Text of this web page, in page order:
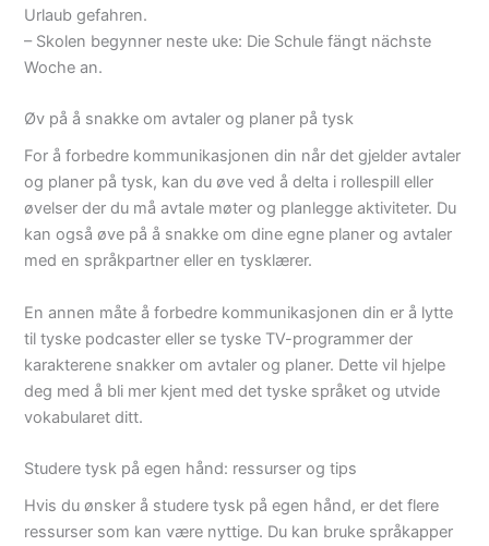
Urlaub gefahren.
– Skolen begynner neste uke: Die Schule fängt nächste
Woche an.
Øv på å snakke om avtaler og planer på tysk
For å forbedre kommunikasjonen din når det gjelder avtaler
og planer på tysk, kan du øve ved å delta i rollespill eller
øvelser der du må avtale møter og planlegge aktiviteter. Du
kan også øve på å snakke om dine egne planer og avtaler
med en språkpartner eller en tysklærer.
En annen måte å forbedre kommunikasjonen din er å lytte
til tyske podcaster eller se tyske TV-programmer der
karakterene snakker om avtaler og planer. Dette vil hjelpe
deg med å bli mer kjent med det tyske språket og utvide
vokabularet ditt.
Studere tysk på egen hånd: ressurser og tips
Hvis du ønsker å studere tysk på egen hånd, er det flere
ressurser som kan være nyttige. Du kan bruke språkapper